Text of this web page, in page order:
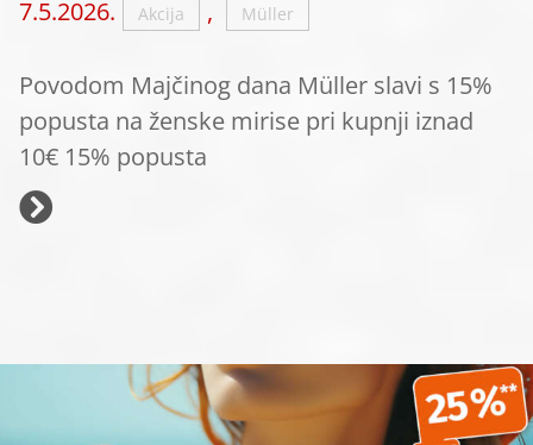
7.5.2026. Akcija , Müller
Povodom Majčinog dana Müller slavi s 15%
popusta na ženske mirise pri kupnji iznad
10€ 15% popusta